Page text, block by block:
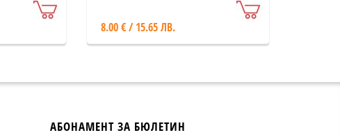
8.00 € / 15.65 ЛВ.
АБОНАМЕНТ ЗА БЮЛЕТИН